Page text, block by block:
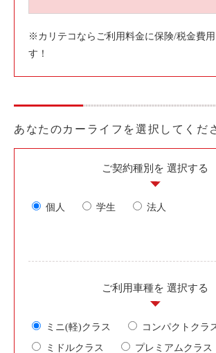
利用シーン
お問い合わせ
個人情報の取扱
環境への取組み 貸渡約款
ご利用の手引き 特定商取引に
※カリテコならご利用料金に保険/税金費用
す！
あなたのカーライフを選択してくだ
ご契約種別を 選択する
個人 学生 法人
ご利用車種を 選択する
ミニ(軽)クラス
コンパクトクラ
ミドルクラス
プレミアムクラス